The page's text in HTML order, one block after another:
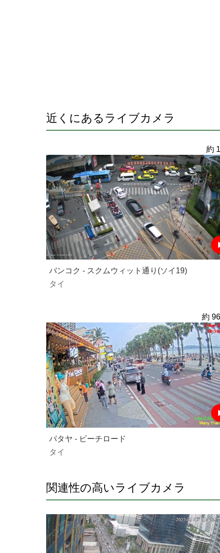
近くにあるライブカメラ
約
バンコク - スクムウィット通り(ソイ19)
タイ
約
パタヤ - ビーチロード
タイ
関連性の高いライブカメラ